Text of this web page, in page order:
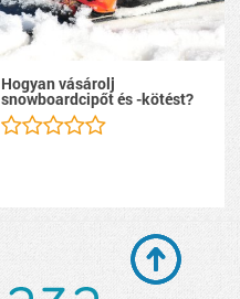
Hogyan vásárolj
snowboardcipőt és -kötést?